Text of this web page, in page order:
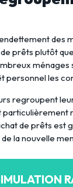
des
prêts plutôt
personnel les
regroupent
de prêts est
la nouvelle